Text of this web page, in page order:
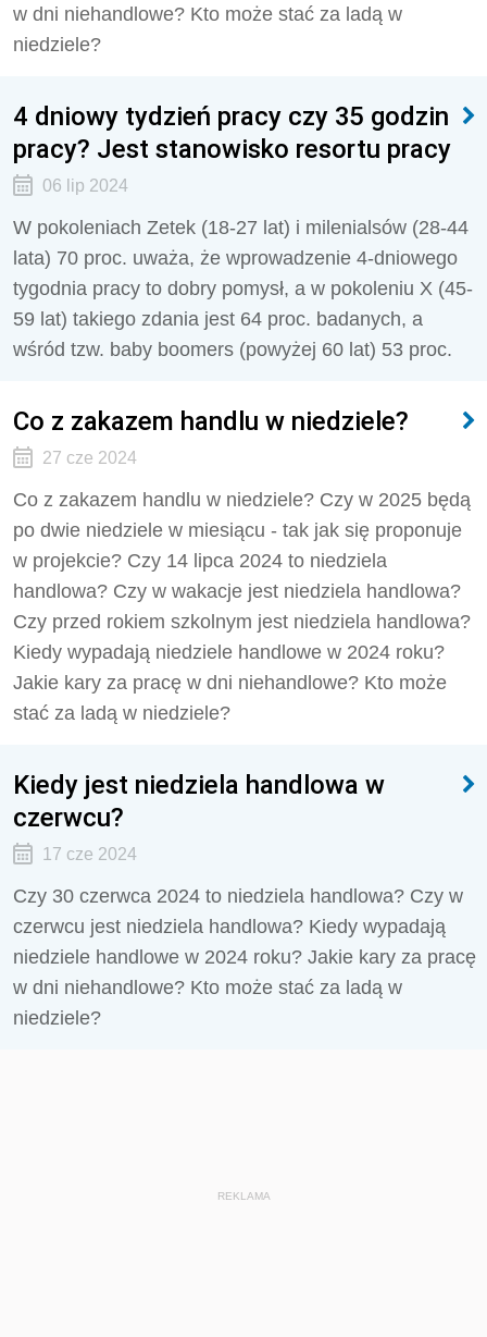
w dni niehandlowe? Kto może stać za ladą w
niedziele?
4 dniowy tydzień pracy czy 35 godzin
pracy? Jest stanowisko resortu pracy
06 lip 2024
W pokoleniach Zetek (18-27 lat) i milenialsów (28-44
lata) 70 proc. uważa, że wprowadzenie 4-dniowego
tygodnia pracy to dobry pomysł, a w pokoleniu X (45-
59 lat) takiego zdania jest 64 proc. badanych, a
wśród tzw. baby boomers (powyżej 60 lat) 53 proc.
Co z zakazem handlu w niedziele?
27 cze 2024
Co z zakazem handlu w niedziele? Czy w 2025 będą
po dwie niedziele w miesiącu - tak jak się proponuje
w projekcie? Czy 14 lipca 2024 to niedziela
handlowa? Czy w wakacje jest niedziela handlowa?
Czy przed rokiem szkolnym jest niedziela handlowa?
Kiedy wypadają niedziele handlowe w 2024 roku?
Jakie kary za pracę w dni niehandlowe? Kto może
stać za ladą w niedziele?
Kiedy jest niedziela handlowa w
czerwcu?
17 cze 2024
Czy 30 czerwca 2024 to niedziela handlowa? Czy w
czerwcu jest niedziela handlowa? Kiedy wypadają
niedziele handlowe w 2024 roku? Jakie kary za pracę
w dni niehandlowe? Kto może stać za ladą w
niedziele?
REKLAMA